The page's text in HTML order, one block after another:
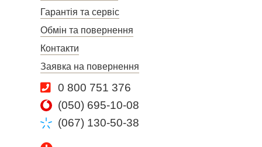
Гарантія та сервіс
Обмін та повернення
Контакти
Заявка на повернення
0 800 751 376
(050) 695-10-08
(067) 130-50-38